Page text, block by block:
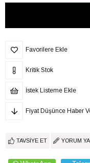
Favorilere Ekle
Kritik Stok
İstek Listeme Ekle
Fiyat Düşünce Haber
TAVSIYE ET YORUM